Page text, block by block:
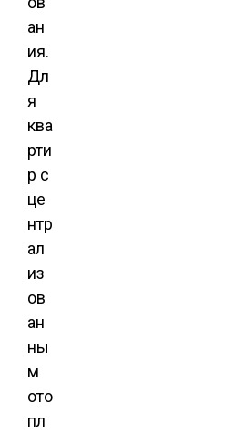
ан
ия.
Дл
я
ква
рти
р с
це
нтр
ал
из
ов
ан
ны
м
ото
пл